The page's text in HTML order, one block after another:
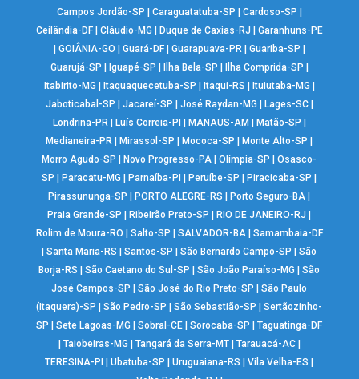
Campos Jordão-SP | Caraguatatuba-SP | Cardoso-SP |
Ceilândia-DF| Cláudio-MG | Duque de Caxias-RJ | Garanhuns-PE
| GOIÂNIA-GO | Guará-DF| Guarapuava-PR | Guariba-SP |
Guarujá-SP | Iguapé-SP | Ilha Bela-SP | Ilha Comprida-SP |
Itabirito-MG | Itaquaquecetuba-SP | Itaqui-RS | Ituiutaba-MG |
Jaboticabal-SP | Jacareí-SP | José Raydan-MG | Lages-SC|
Londrina-PR | Luís Correia-PI | MANAUS-AM | Matão-SP |
Medianeira-PR |Mirassol-SP |Mococa-SP |Monte Alto-SP |
Morro Agudo-SP |Novo Progresso-PA |Olímpia-SP |Osasco-
SP |Paracatu-MG |Parnaíba-PI |Peruíbe-SP |Piracicaba-SP |
Pirassununga-SP |PORTO ALEGRE-RS |Porto Seguro-BA |
Praia Grande-SP |Ribeirão Preto-SP |RIO DE JANEIRO-RJ |
Rolim de Moura-RO | Salto-SP | SALVADOR-BA| Samambaia-DF
|Santa Maria-RS |Santos-SP |São Bernardo Campo-SP |São
Borja-RS |São Caetano do Sul-SP |São João Paraíso-MG |São
José Campos-SP |São José do Rio Preto-SP |São Paulo
(Itaquera)-SP |São Pedro-SP |São Sebastião-SP |Sertãozinho-
SP |Sete Lagoas-MG |Sobral-CE |Sorocaba-SP |Taguatinga-DF
| Taiobeiras-MG | Tangará da Serra-MT| Tarauacá-AC|
TERESINA-PI |Ubatuba-SP |Uruguaiana-RS |Vila Velha-ES |